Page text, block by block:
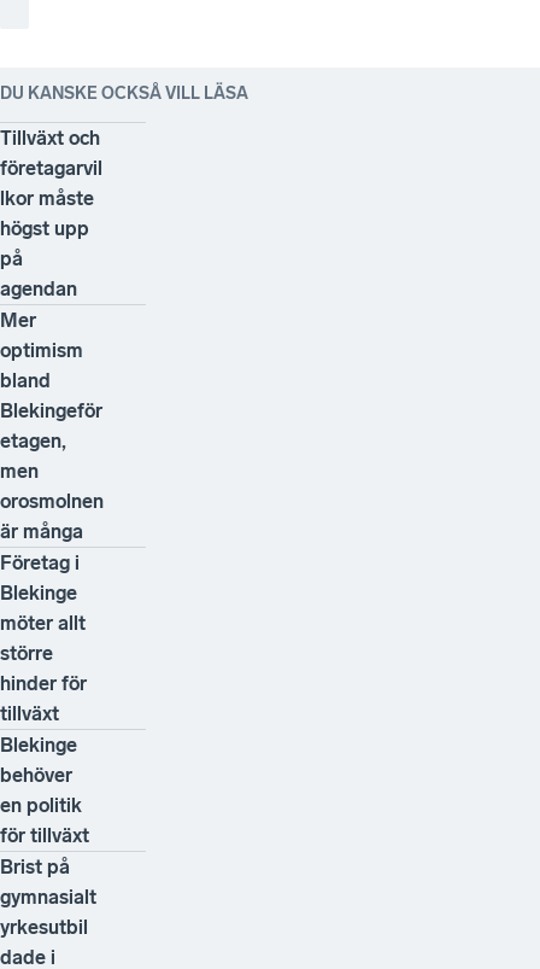
DU KANSKE OCKSÅ VILL LÄSA
Tillväxt och
företagarvil
lkor måste
högst upp
på
agendan
Mer
optimism
bland
Blekingeför
etagen,
men
orosmolnen
är många
Företag i
Blekinge
möter allt
större
hinder för
tillväxt
Blekinge
behöver
en politik
för tillväxt
Brist på
gymnasialt
yrkesutbil
dade i